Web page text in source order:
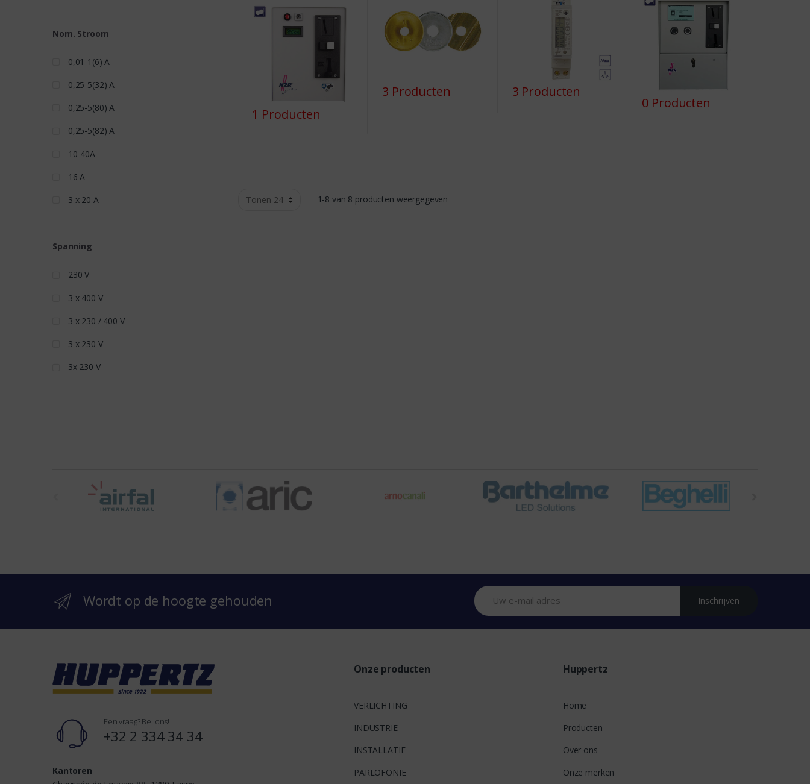
1 Producten
3 Producten 3 Producten
0 Producten
1-8 van 8 producten weergegeven
Nom. Stroom
0,01-1(6) A
0,25-5(32) A
0,25-5(80) A
0,25-5(82) A
10-40A
16 A
3 x 20 A
Spanning
230 V
3 x 400 V
3 x 230 / 400 V
3 x 230 V
3x 230 V
r
n
Wordt op de hoogte gehouden Inschrijven
Onze producten
VERLICHTING
INDUSTRIE
INSTALLATIE
PARLOFONIE
Huppertz
Home
Producten
Over ons
Onze merken
Een vraag? Bel ons!
+32 2 334 34 34
Kantoren